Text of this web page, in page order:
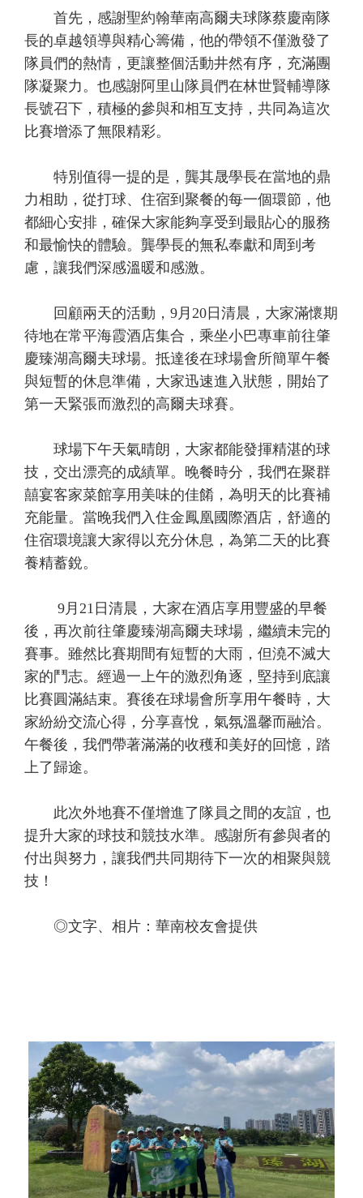
首先，感謝聖約翰華南高爾夫球隊蔡慶南隊
長的卓越領導與精心籌備，他的帶領不僅激發了
隊員們的熱情，更讓整個活動井然有序，充滿團
隊凝聚力。也感謝阿里山隊員們在林世賢輔導隊
長號召下，積極的參與和相互支持，共同為這次
比賽增添了無限精彩。
特別值得一提的是，龔其晟學長在當地的鼎
力相助，從打球、住宿到聚餐的每一個環節，他
都細心安排，確保大家能夠享受到最貼心的服務
和最愉快的體驗。龔學長的無私奉獻和周到考
慮，讓我們深感溫暖和感激。
回顧兩天的活動，9月20日清晨，大家滿懷期
待地在常平海霞酒店集合，乘坐小巴專車前往肇
慶臻湖高爾夫球場。抵達後在球場會所簡單午餐
與短暫的休息準備，大家迅速進入狀態，開始了
第一天緊張而激烈的高爾夫球賽。
球場下午天氣晴朗，大家都能發揮精湛的球
技，交出漂亮的成績單。晚餐時分，我們在聚群
囍宴客家菜館享用美味的佳餚，為明天的比賽補
充能量。當晚我們入住金鳳凰國際酒店，舒適的
住宿環境讓大家得以充分休息，為第二天的比賽
養精蓄銳。
9月21日清晨，大家在酒店享用豐盛的早餐
後，再次前往肇慶臻湖高爾夫球場，繼續未完的
賽事。雖然比賽期間有短暫的大雨，但澆不滅大
家的鬥志。經過一上午的激烈角逐，堅持到底讓
比賽圓滿結束。賽後在球場會所享用午餐時，大
家紛紛交流心得，分享喜悅，氣氛溫馨而融洽。
午餐後，我們帶著滿滿的收穫和美好的回憶，踏
上了歸途。
此次外地賽不僅增進了隊員之間的友誼，也
提升大家的球技和競技水準。感謝所有參與者的
付出與努力，讓我們共同期待下一次的相聚與競
技！
◎文字、相片：華南校友會提供